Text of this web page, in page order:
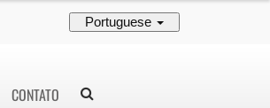
Portuguese
CONTATO